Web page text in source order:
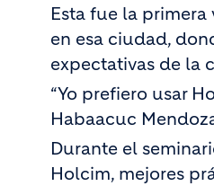
Esta fue la
en esa ciudad,
expectativas de la
“Yo prefiero usar
Habaacuc
Durante el
Holcim, mejores